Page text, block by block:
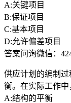
A:关键项目
B:保证项目
C:基本项目
D:允许偏差项目
答案问询微信：
供应计划的编制
衡。在实际工作中
A:结构的平衡